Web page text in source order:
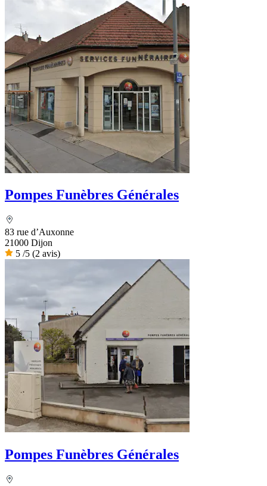
Pompes Funèbres Générales
83 rue d’Auxonne
21000 Dijon
5 /5 (2 avis)
Pompes Funèbres Générales